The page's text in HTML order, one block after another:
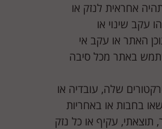
אחראית לנזק או
עקב שינוי או
האתר או עקב אי
באתר מכל סיבה
שלה, עובדיה או
בחבות או באחריות
תוצאתי, עקיף או כל נזק